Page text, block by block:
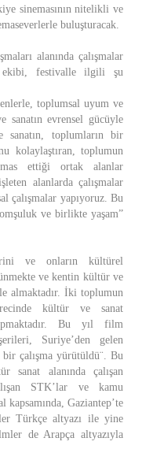
sinemasının nitelikli ve
buluşturacak.
alanında çalışmalar
ekibi, festivalle ilgili şu
toplumsal uyum ve
evrensel gücüyle
sanatın, toplumların bir
kolaylaştıran, toplumun
ettiği ortak alanlar
alanlarda çalışmalar
çalışmalar yapıyoruz. Bu
ve birlikte yaşam”
ve onların kültürel
ve kentin kültür ve
almaktadır. İki toplumun
kültür ve sanat
Bu yıl film
Suriye’den gelen
bir çalışma yürütüldü¨. Bu
sanat alanında çalışan
STK’lar ve kamu
Gaziantep’te
Türkçe altyazı ile yine
de Arapça altyazıyla